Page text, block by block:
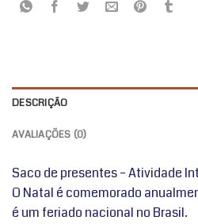
DESCRIÇÃO
AVALIAÇÕES (0)
Saco de presentes – Atividade
O Natal é comemorado
é um feriado nacional no Brasil.